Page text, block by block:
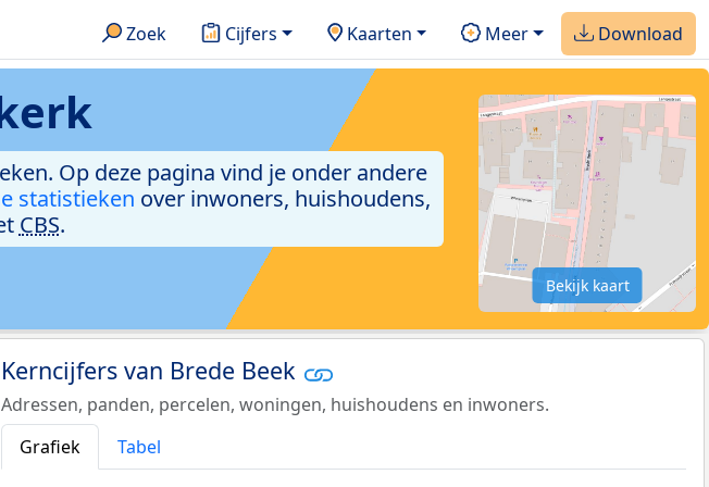
Zoek Cijfers Kaarten Meer Download
Op deze pagina vind je onder andere
statistieken over inwoners, huishoudens,
CBS.
Bekijk kaart
Kerncijfers van Brede Beek
Adressen, panden, percelen, woningen, huishoudens en inwoners.
Grafiek
Tabel